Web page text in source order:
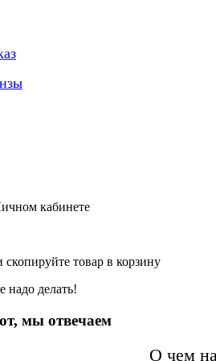
кабинете
скопируйте товар в корзину
надо делать!
мы отвечаем
О чем